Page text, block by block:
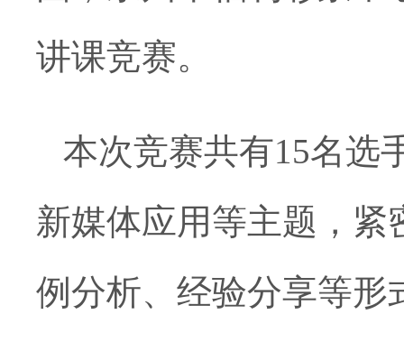
讲课竞赛。
本次竞赛共有15名选
新媒体应用等主题，
例分析、 经验分享等形